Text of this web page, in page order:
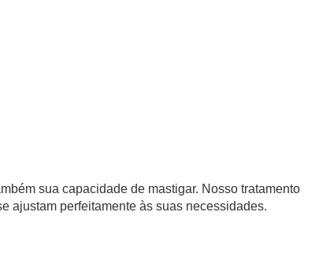
sua capacidade de mastigar. Nosso tratamento
ajustam perfeitamente às suas necessidades.